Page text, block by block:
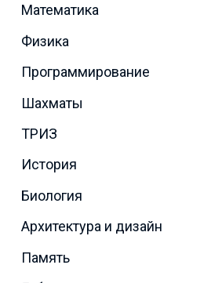
Математика
Физика
Программирование
Шахматы
ТРИЗ
История
Биология
Архитектура и дизайн
Память